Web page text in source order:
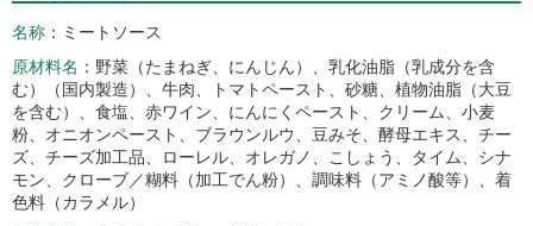
名称
ミートソース
原材料名
野菜（たまねぎ、にんじん）、乳化油脂（乳成分を含
む）（国内製造）、牛肉、トマトペースト、砂糖、植物油脂（大豆
を含む）、食塩、赤ワイン、にんにくペースト、クリーム、小麦
粉、オニオンペースト、ブラウンルウ、豆みそ、酵母エキス、チー
ズ、チーズ加工品、ローレル、オレガノ、こしょう、タイム、シナ
モン、クローブ／糊料（加工でん粉）、調味料（アミノ酸等）、着
色料（カラメル）